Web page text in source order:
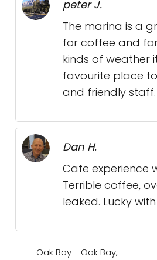
peter J.
The marina is a
for coffee and for
kinds of weather
favourite place
and friendly staff.
Dan H.
Cafe experience
Terrible coffee,
leaked. Lucky
Oak Bay - Oak Bay,